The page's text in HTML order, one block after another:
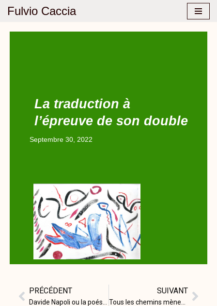
Fulvio Caccia
La traduction à
l’épreuve de son double
Septembre 30, 2022
PRÉCÉDENT SUIVANT